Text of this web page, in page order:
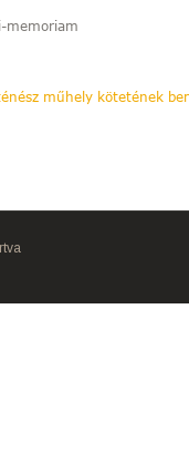
memoriam
műhely kötetének